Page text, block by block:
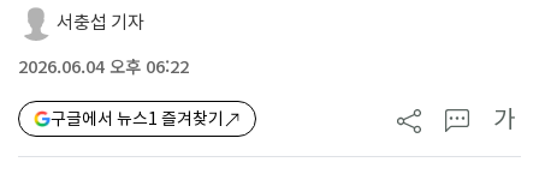
서충섭 기자
2026.06.04 오후 06:22
구글에서 뉴스1 즐겨찾기 가